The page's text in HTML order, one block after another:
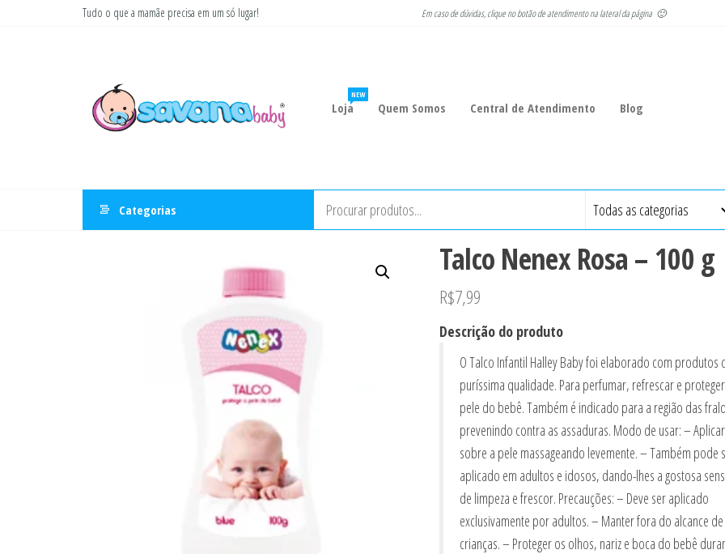
Tudo o que a mamãe precisa em um só lugar! Em caso de dúvidas, clique no botão de atendimento na lateral da página 🙂
Loja
NEW
Quem Somos Central de Atendimento Blog
Categorias
Talco Nenex Rosa – 100 g
R$7,99
Descrição do produto
O Talco Infantil Halley Baby foi elaborado com produtos
puríssima qualidade. Para perfumar, refrescar e
pele do bebê. Também é indicado para a região das
prevenindo contra as assaduras. Modo de usar: – Aplicar
sobre a pele massageando levemente. – Também pode
aplicado em adultos e idosos, dando-lhes a gostosa
de limpeza e frescor. Precauções: – Deve ser aplicado
exclusivamente por adultos. – Manter fora do alcance de
crianças. – Proteger os olhos, nariz e boca do bebê